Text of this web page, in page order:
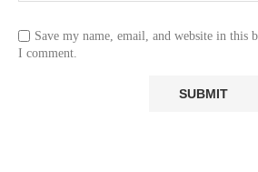
Save my name, email, and website in this
I comment.